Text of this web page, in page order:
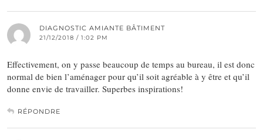
DIAGNOSTIC AMIANTE BÂTIMENT
21/12/2018 / 1:02 PM
Effectivement, on y passe beaucoup de temps au bureau, il est donc
normal de bien l’aménager pour qu’il soit agréable à y être et qu’il
donne envie de travailler. Superbes inspirations!
RÉPONDRE